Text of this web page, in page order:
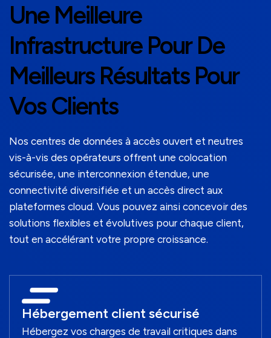
Une Meilleure
Infrastructure Pour De
Meilleurs Résultats Pour
Vos Clients
Nos centres de données à accès ouvert et neutres
vis-à-vis des opérateurs offrent une colocation
sécurisée, une interconnexion étendue, une
connectivité diversifiée et un accès direct aux
plateformes cloud. Vous pouvez ainsi concevoir des
solutions flexibles et évolutives pour chaque client,
tout en accélérant votre propre croissance.
Hébergement client sécurisé
Hébergez vos charges de travail critiques dans